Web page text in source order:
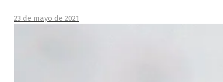
23 de mayo de 2021